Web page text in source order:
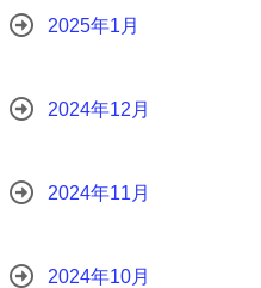
2025年1月
2024年12月
2024年11月
2024年10月